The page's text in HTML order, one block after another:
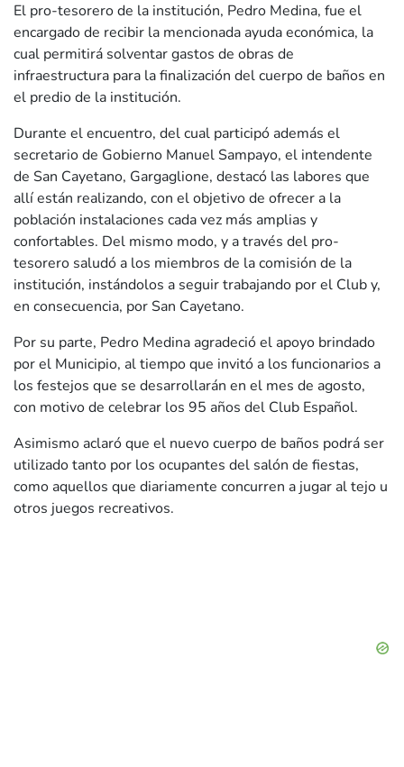
El pro-tesorero de la institución, Pedro Medina, fue el
encargado de recibir la mencionada ayuda económica, la
cual permitirá solventar gastos de obras de
infraestructura para la finalización del cuerpo de baños en
el predio de la institución.
Durante el encuentro, del cual participó además el
secretario de Gobierno Manuel Sampayo, el intendente
de San Cayetano, Gargaglione, destacó las labores que
allí están realizando, con el objetivo de ofrecer a la
población instalaciones cada vez más amplias y
confortables. Del mismo modo, y a través del pro-
tesorero saludó a los miembros de la comisión de la
institución, instándolos a seguir trabajando por el Club y,
en consecuencia, por San Cayetano.
Por su parte, Pedro Medina agradeció el apoyo brindado
por el Municipio, al tiempo que invitó a los funcionarios a
los festejos que se desarrollarán en el mes de agosto,
con motivo de celebrar los 95 años del Club Español.
Asimismo aclaró que el nuevo cuerpo de baños podrá ser
utilizado tanto por los ocupantes del salón de fiestas,
como aquellos que diariamente concurren a jugar al tejo u
otros juegos recreativos.